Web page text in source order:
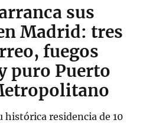
sus
Madrid: tres
fuegos
puro Puerto
histórica residencia de 10